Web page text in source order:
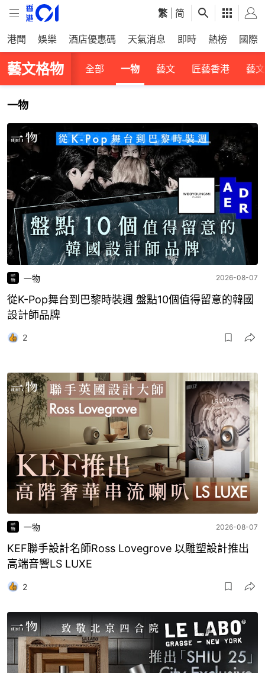
繁 简
港聞 娛樂 酒店優惠碼 天氣消息 即時 熱榜 國際
藝文格物 全部 一物 藝文 匠藝香港 藝
一物
一物 2026-08-07
從K-Pop舞台到巴黎時裝週 盤點10個值得留意的韓國
設計師品牌
2
一物 2026-08-07
KEF聯手設計名師Ross Lovegrove 以雕塑設計推出
高端音響LS LUXE
2